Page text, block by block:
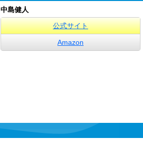
中島健人
公式サイト
Amazon